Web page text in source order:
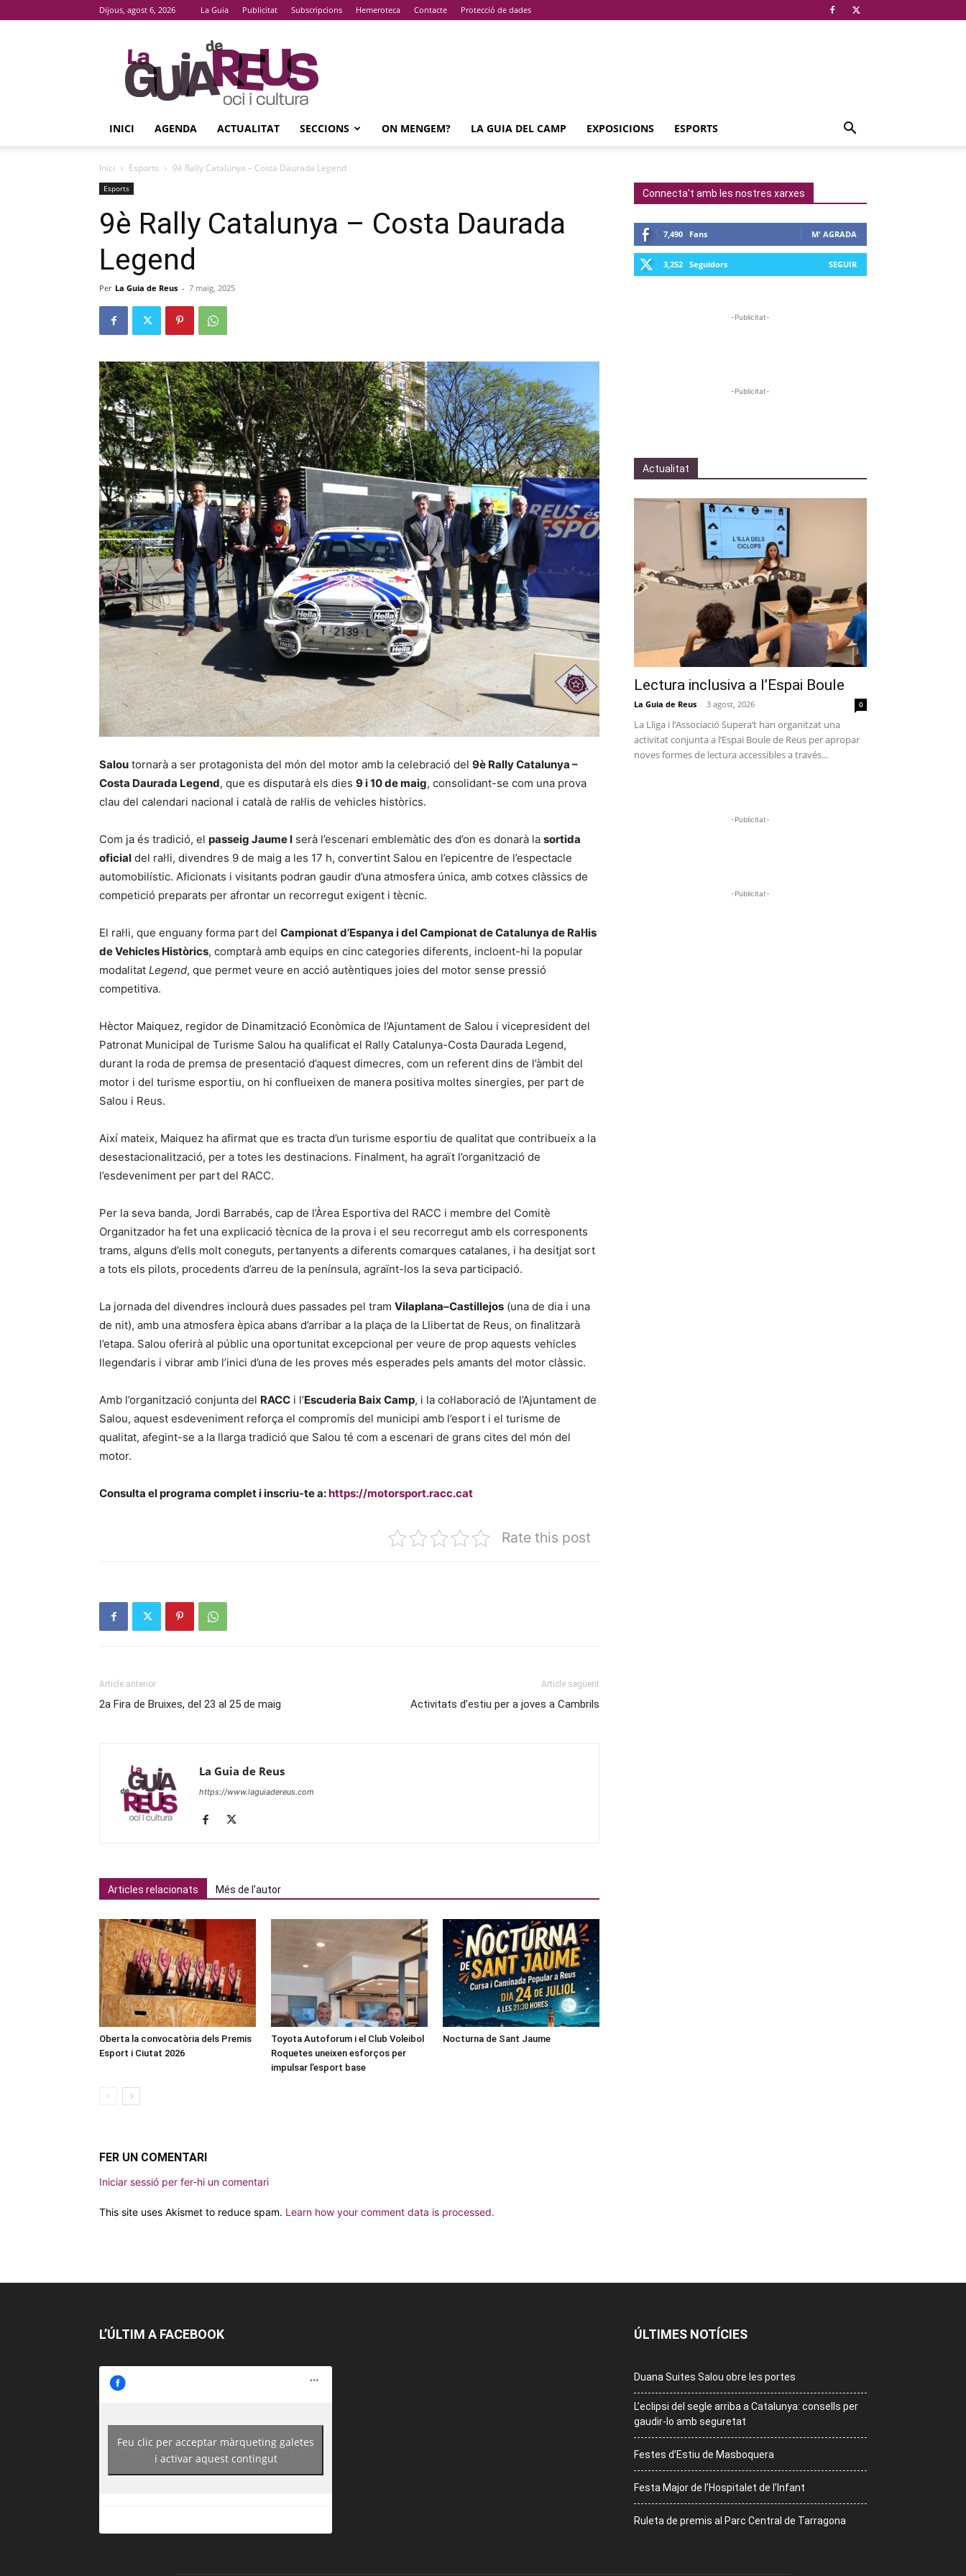
Dijous, agost 6, 2026 La Guia Publicitat Subscripcions Hemeroteca Contacte Protecció de dades
La
Guia
De
Reus
INICI AGENDA ACTUALITAT SECCIONS ON MENGEM? LA GUIA DEL CAMP EXPOSICIONS ESPORTS
Inici Esports 9è Rally Catalunya – Costa Daurada Legend
Esports
9è Rally Catalunya – Costa Daurada
Legend
Per La Guia de Reus - 7 maig, 2025
Salou tornarà a ser protagonista del món del motor amb la celebració del 9è Rally Catalunya –
Costa Daurada Legend, que es disputarà els dies 9 i10 de maig, consolidant-se com una prova
clau del calendari nacional i català de ral·lis de vehicles històrics.
Com ja és tradició, el passeig Jaume I serà l’escenari emblemàtic des d’on es donarà la sortida
oficial del ral·li, divendres 9 de maig a les 17 h, convertint Salou en l’epicentre de l’espectacle
automobilístic. Aficionats i visitants podran gaudir d’una atmosfera única, amb cotxes clàssics de
competició preparats per afrontar un recorregut exigent i tècnic.
El ral·li, que enguany forma part del Campionat d’Espanya i del Campionat de Catalunya de Ral·lis
de Vehicles Històrics, comptarà amb equips en cinc categories diferents, incloent-hi la popular
modalitat Legend, que permet veure en acció autèntiques joies del motor sense pressió
competitiva.
Hèctor Maiquez, regidor de Dinamització Econòmica de l’Ajuntament de Salou i vicepresident del
Patronat Municipal de Turisme Salou ha qualificat el Rally Catalunya-Costa Daurada Legend,
durant la roda de premsa de presentació d’aquest dimecres, com un referent dins de l’àmbit del
motor i del turisme esportiu, on hi conflueixen de manera positiva moltes sinergies, per part de
Salou i Reus.
Així mateix, Maiquez ha afirmat que es tracta d’un turisme esportiu de qualitat que contribueix a la
desestacionalització, per a totes les destinacions. Finalment, ha agraït l’organització de
l’esdeveniment per part del RACC.
Per la seva banda, Jordi Barrabés, cap de l’Àrea Esportiva del RACC i membre del Comitè
Organitzador ha fet una explicació tècnica de la prova i el seu recorregut amb els corresponents
trams, alguns d’ells molt coneguts, pertanyents a diferents comarques catalanes, i ha desitjat sort
a tots els pilots, procedents d’arreu de la península, agraïnt-los la seva participació.
La jornada del divendres inclourà dues passades pel tram Vilaplana–Castillejos (una de dia i una
de nit), amb una atmosfera èpica abans d’arribar a la plaça de la Llibertat de Reus, on finalitzarà
l’etapa. Salou oferirà al públic una oportunitat excepcional per veure de prop aquests vehicles
llegendaris i vibrar amb l’inici d’una de les proves més esperades pels amants del motor clàssic.
Amb l’organització conjunta del RACC i l’Escuderia Baix Camp, i la col·laboració de l’Ajuntament de
Salou, aquest esdeveniment reforça el compromís del municipi amb l’esport i el turisme de
qualitat, afegint-se a la llarga tradició que Salou té com a escenari de grans cites del món del
motor.
Consulta el programa complet i inscriu-te a:https://motorsport.racc.cat
Rate this post
Article anterior
2a Fira de Bruixes, del 23 al 25 de maig
Article següent
Activitats d’estiu per a joves a Cambrils
La Guia de Reus
https://www.laguiadereus.com
Articles relacionats Més de l'autor
Oberta la convocatòria dels Premis
Esport i Ciutat 2026
Toyota Autoforum i el Club Voleibol
Roquetes uneixen esforços per
impulsar l’esport base
Nocturna de Sant Jaume
FER UN COMENTARI
Iniciar sessió per fer-hi un comentari
This site uses Akismet to reduce spam. Learn how your comment data is processed.
Connecta't amb les nostres xarxes
7,490 Fans M' AGRADA
3,252 Seguidors SEGUIR
-Publicitat-
-Publicitat-
Actualitat
Lectura inclusiva a l’Espai Boule
La Guia de Reus - 3 agost, 2026 0
La Lliga i l’Associació Supera’t han organitzat una
activitat conjunta a l’Espai Boule de Reus per apropar
noves formes de lectura accessibles a través...
-Publicitat-
-Publicitat-
L’ÚLTIM A FACEBOOK
https://www.facebook.com/guiadereus/
Feu clic per acceptar màrqueting galetes
i activar aquest contingut
ÚLTIMES NOTÍCIES
Duana Suites Salou obre les portes
L’eclipsi del segle arriba a Catalunya: consells per
gaudir-lo amb seguretat
Festes d’Estiu de Masboquera
Festa Major de l’Hospitalet de l’Infant
Ruleta de premis al Parc Central de Tarragona